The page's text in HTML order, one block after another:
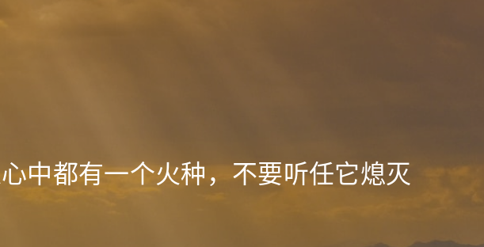
中都有一个火种，不要听任它熄灭 _